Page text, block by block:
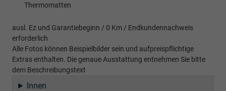
Thermomatten
ausl. Ez und Garantiebeginn / 0 Km / Endkundennachweis
erforderlich
Alle Fotos können Beispielbilder sein und aufpreispflichtige
Extras enthalten. Die genaue Ausstattung entnehmen Sie bitte
dem Beschreibungstext
Innen